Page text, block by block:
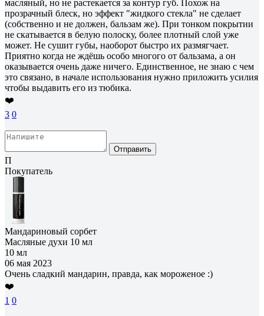
масляный, но не растекается за контур губ. Похож на
прозрачный блеск, но эффект "жидкого стекла" не сделает
(собственно и не должен, бальзам же). При тонком покрытии
не скатывается в белую полоску, более плотный слой уже
может. Не сушит губы, наоборот быстро их размягчает.
Приятно когда не ждёшь особо многого от бальзама, а он
оказывается очень даже ничего. Единственное, не знаю с чем
это связано, в начале использования нужно приложить усилия
чтобы выдавить его из тюбика.
❤️
3 0
Отправить
П
Покупатель
Мандариновый сорбет
Масляные духи 10 мл
10 мл
06 мая 2023
Очень сладкий мандарин, правда, как мороженое :)
❤️
1 0